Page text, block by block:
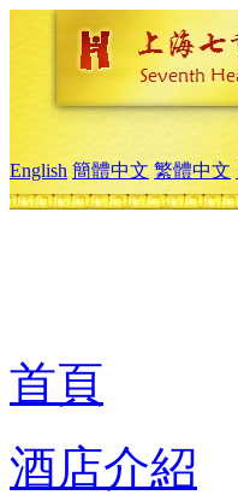
English 簡體中文 繁體中文
首頁
酒店介紹